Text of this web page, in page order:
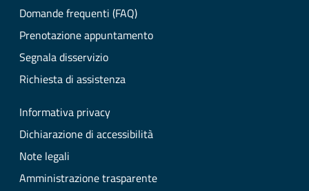
Domande frequenti (FAQ)
Prenotazione appuntamento
Segnala disservizio
Richiesta di assistenza
Informativa privacy
Dichiarazione di accessibilità
Note legali
Amministrazione trasparente